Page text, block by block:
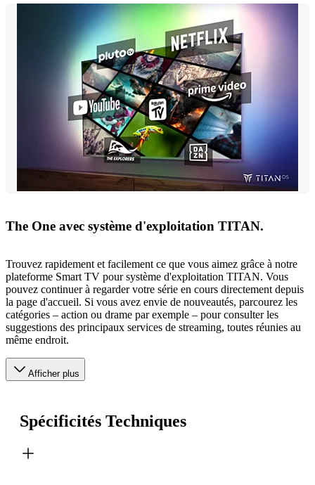
The One avec système d'exploitation TITAN.
Trouvez rapidement et facilement ce que vous aimez grâce à notre
plateforme Smart TV pour système d'exploitation TITAN. Vous
pouvez continuer à regarder votre série en cours directement depuis
la page d'accueil. Si vous avez envie de nouveautés, parcourez les
catégories – action ou drame par exemple – pour consulter les
suggestions des principaux services de streaming, toutes réunies au
même endroit.
Afficher plus
Spécificités Techniques